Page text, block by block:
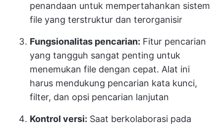
penandaan untuk mempertahankan sistem
file yang terstruktur dan terorganisir
Fungsionalitas pencarian: Fitur pencarian
yang tangguh sangat penting untuk
menemukan file dengan cepat. Alat ini
harus mendukung pencarian kata kunci,
filter, dan opsi pencarian lanjutan
Kontrol versi: Saat berkolaborasi pada